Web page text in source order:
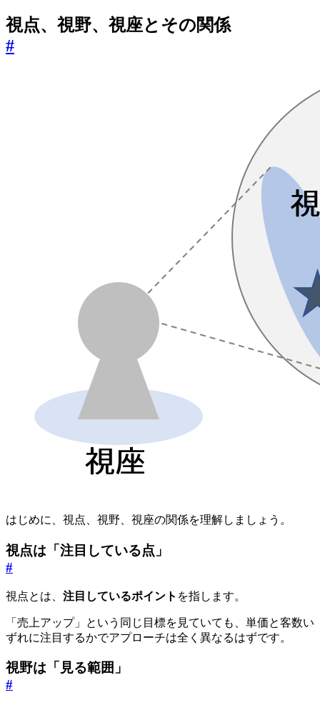
視点、視野、視座とその関係
#
はじめに、視点、視野、視座の関係を理解しましょう。
視点は「注目している点」
#
視点とは、 注目しているポイント を指します。
「売上アップ」という同じ目標を見ていても、単価と客数い
ずれに注目するかでアプローチは全く異なるはずです。
視野は「見る範囲」
#